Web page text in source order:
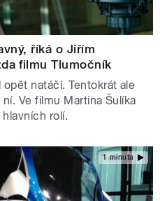
říká o Jiřím
filmu Tlumočník
natáčí. Tentokrát ale
Ve filmu Martina Šulíka
rolí.
1 minuta